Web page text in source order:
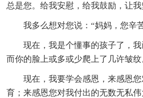
总是您。给我安慰，给我鼓励，让我
我多么想对您说：“妈妈，您辛
现在，我是个懂事的孩子了，我
而你的脸上或多或少爬上了几许皱纹
现在，我要学会感恩，来感恩
育；来感恩您对我付出的无数无私